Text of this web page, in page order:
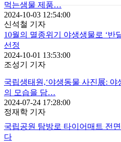
먹는샘물 제품…
2024-10-03 12:54:00
신석철 기자
10월의 멸종위기 야생생물로 ‘반
선정
2024-10-01 13:53:00
조성기 기자
국립생태원,‘야생동물 사진展: 야
의 모습을 담…
2024-07-24 17:28:00
정재학 기자
국립공원 탐방로 타이어매트 전
다